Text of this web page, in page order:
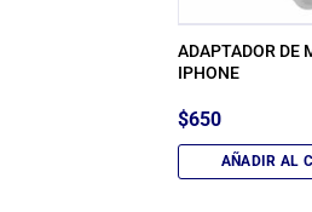
ADAPTADOR DE
IPHONE
$650
AÑADIR AL